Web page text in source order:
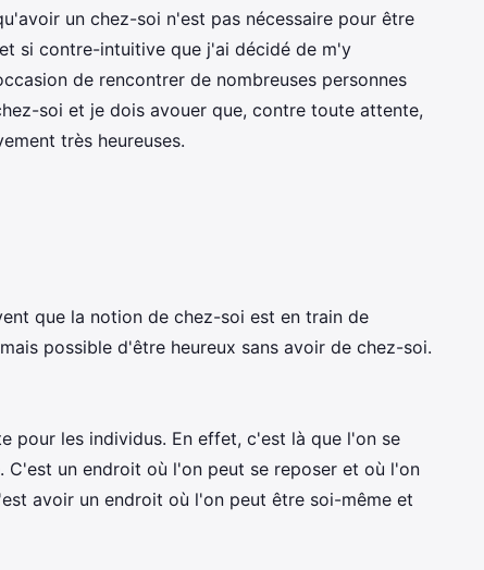
un chez-soi n'est pas nécessaire pour être
si contre-intuitive que j'ai décidé de m'y
de rencontrer de nombreuses personnes
soi et je dois avouer que, contre toute attente,
très heureuses.
que la notion de chez-soi est en train de
possible d'être heureux sans avoir de chez-soi.
pour les individus. En effet, c'est là que l'on se
C'est un endroit où l'on peut se reposer et où l'on
avoir un endroit où l'on peut être soi-même et